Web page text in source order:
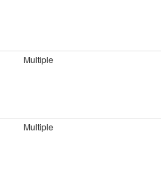
Multiple
Multiple